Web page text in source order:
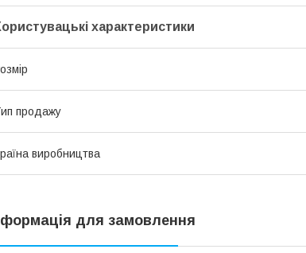
характеристики
продажу
виробництва
для замовлення